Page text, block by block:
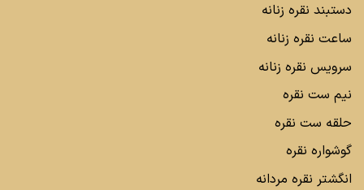
دستبند نقره زنانه
ساعت نقره زنانه
سرویس نقره زنانه
نیم ست نقره
حلقه ست نقره
گوشواره نقره
انگشتر نقره مردانه